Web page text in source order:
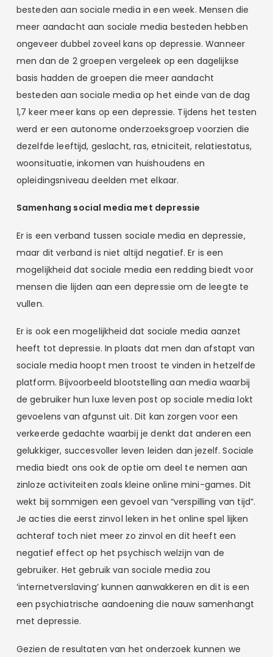
besteden aan sociale media in een week. Mensen die
meer aandacht aan sociale media besteden hebben
ongeveer dubbel zoveel kans op depressie. Wanneer
men dan de 2 groepen vergeleek op een dagelijkse
basis hadden de groepen die meer aandacht
besteden aan sociale media op het einde van de dag
1,7 keer meer kans op een depressie. Tijdens het testen
werd er een autonome onderzoeksgroep voorzien die
dezelfde leeftijd, geslacht, ras, etniciteit, relatiestatus,
woonsituatie, inkomen van huishoudens en
opleidingsniveau deelden met elkaar.
Samenhang social media met depressie
Er is een verband tussen sociale media en depressie,
maar dit verband is niet altijd negatief. Er is een
mogelijkheid dat sociale media een redding biedt voor
mensen die lijden aan een depressie om de leegte te
vullen.
Er is ook een mogelijkheid dat sociale media aanzet
heeft tot depressie. In plaats dat men dan afstapt van
sociale media hoopt men troost te vinden in hetzelfde
platform. Bijvoorbeeld blootstelling aan media waarbij
de gebruiker hun luxe leven post op sociale media lokt
gevoelens van afgunst uit. Dit kan zorgen voor een
verkeerde gedachte waarbij je denkt dat anderen een
gelukkiger, succesvoller leven leiden dan jezelf. Sociale
media biedt ons ook de optie om deel te nemen aan
zinloze activiteiten zoals kleine online mini-games. Dit
wekt bij sommigen een gevoel van “verspilling van tijd”.
Je acties die eerst zinvol leken in het online spel lijken
achteraf toch niet meer zo zinvol en dit heeft een
negatief effect op het psychisch welzijn van de
gebruiker. Het gebruik van sociale media zou
‘internetverslaving’ kunnen aanwakkeren en dit is een
een psychiatrische aandoening die nauw samenhangt
met depressie.
Gezien de resultaten van het onderzoek kunnen we